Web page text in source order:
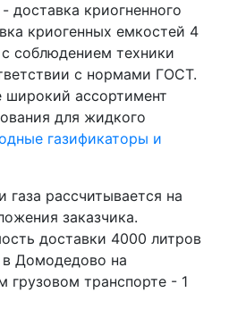
доставка криогненного
криогенных емкостей 4
соблюдением техники
с нормами ГОСТ.
широкий ассортимент
для жидкого
газификаторы и
рассчитывается на
заказчика.
доставки 4000 литров
Домодедово на
грузовом транспорте - 1